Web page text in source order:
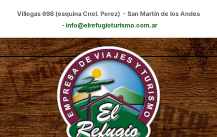
Villegas 698 (esquina Cnel. Perez) - San Martín de los Andes
- info@elrefugioturismo.com.ar